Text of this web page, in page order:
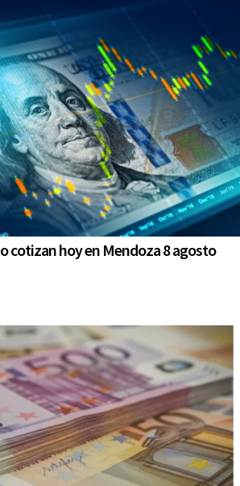
cotizan hoy en Mendoza 8 agosto